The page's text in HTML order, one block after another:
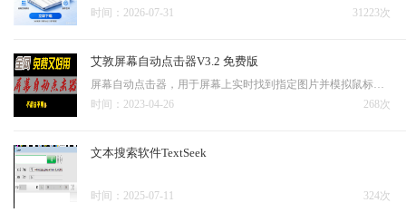
31223次
时间：2026-07-31
艾敦屏幕自动点击器V3.2 免费版
屏幕自动点击器，用于屏幕上实时找到指定图片并模拟鼠标点击，主要用于辅助网课学习，这软件绿色版下载可直接免费使用
268次
时间：2023-04-26
文本搜索软件TextSeek
324次
时间：2025-07-11